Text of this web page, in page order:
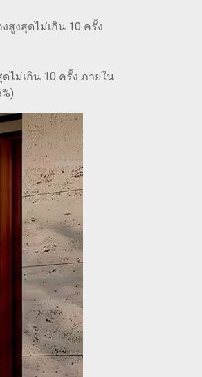
สูงสุดไม่เกิน 10 ครั้ง
ไม่เกิน 10 ครั้ง ภายใน